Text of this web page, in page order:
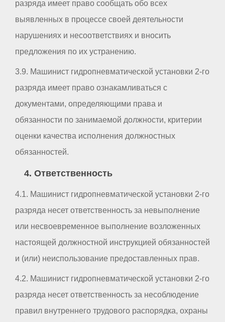
разряда имеет право сообщать обо всех
выявленных в процессе своей деятельности
нарушениях и несоответствиях и вносить
предложения по их устранению.
3.9. Машинист гидропневматической установки 2-го
разряда имеет право ознакамливаться с
документами, определяющими права и
обязанности по занимаемой должности, критерии
оценки качества исполнения должностных
обязанностей.
4. Ответственность
4.1. Машинист гидропневматической установки 2-го
разряда несет ответственность за невыполнение
или несвоевременное выполнение возложенных
настоящей должностной инструкцией обязанностей
и (или) неиспользование предоставленных прав.
4.2. Машинист гидропневматической установки 2-го
разряда несет ответственность за несоблюдение
правил внутреннего трудового распорядка, охраны